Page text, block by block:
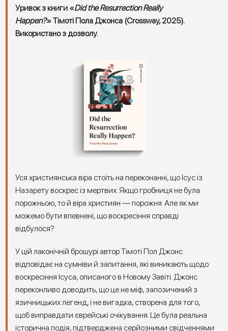
Уривок з книги «Did the Resurrection Really
Happen?»Тімоті Пола Джонса (Crossway, 2025).
Використано з дозволу.
Уся християнська віра стоїть на переконанні, що Ісус із
Назарету воскрес із мертвих. Якщо гробниця не була
порожньою, то й віра християн — порожня. Але як ми
можемо бути впевнені, що воскресіння справді
відбулося?
У цій лаконічній брошурі автор Тімоті Пол Джонс
відповідає на сумніви й запитання, які виникають щодо
воскресіння Ісуса, описаного в Новому Завіті. Джонс
переконливо доводить, що це не міф, запозичений з
язичницьких легенд, і не вигадка, створена для того,
щоб виправдати єврейські очікування. Це була реальна
історична подія, підтверджена серйозними свідченнями